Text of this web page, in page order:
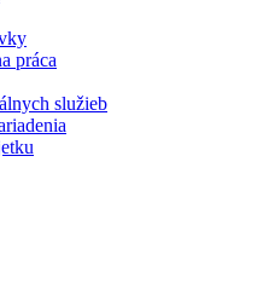
práca
služieb